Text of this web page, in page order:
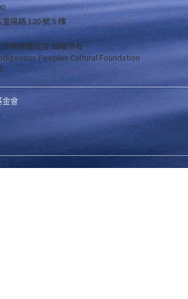
陽路 120 號 5 樓
事業基金會 版權所有
Peoples Cultural Foundation
.
金會